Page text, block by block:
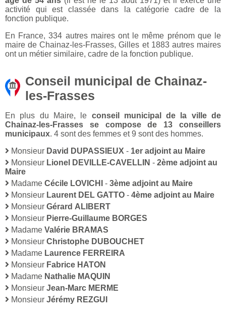
activité qui est classée dans la catégorie cadre de la
fonction publique.
En France, 334 autres maires ont le même prénom que le
maire de Chainaz-les-Frasses, Gilles et 1883 autres maires
ont un métier similaire, cadre de la fonction publique.
Conseil municipal de Chainaz-
les-Frasses
En plus du Maire, le conseil municipal de la ville de
Chainaz-les-Frasses se compose de 13 conseillers
municipaux. 4 sont des femmes et 9 sont des hommes.
Monsieur David DUPASSIEUX - 1er adjoint au Maire
Monsieur Lionel DEVILLE-CAVELLIN - 2ème adjoint au
Maire
Madame Cécile LOVICHI - 3ème adjoint au Maire
Monsieur Laurent DEL GATTO - 4ème adjoint au Maire
Monsieur Gérard ALIBERT
Monsieur Pierre-Guillaume BORGES
Madame Valérie BRAMAS
Monsieur Christophe DUBOUCHET
Madame Laurence FERREIRA
Monsieur Fabrice HATON
Madame Nathalie MAQUIN
Monsieur Jean-Marc MERME
Monsieur Jérémy REZGUI